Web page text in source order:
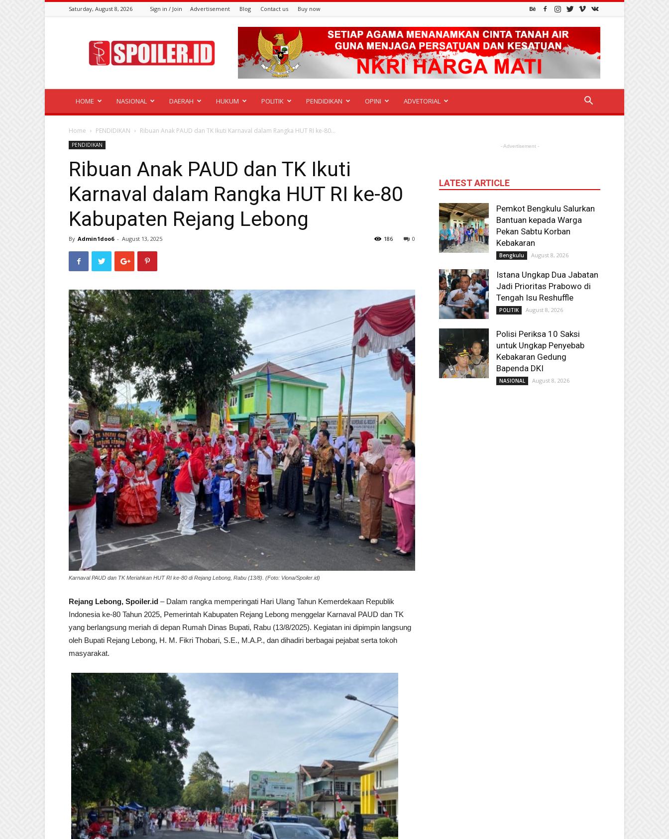
Saturday, August 8, 2026 Sign in / Join Advertisement Blog Contact us Buy now
HOME NASIONAL DAERAH HUKUM POLITIK PENDIDIKAN OPINI ADVETORIAL
Home PENDIDIKAN Ribuan Anak PAUD dan TK Ikuti Karnaval dalam Rangka HUT RI ke-80...
PENDIDIKAN
Ribuan Anak PAUD dan TK Ikuti
Karnaval dalam Rangka HUT RI ke-80
Kabupaten Rejang Lebong
By Admin1doo6 - August 13, 2025 0
186
Karnaval PAUD dan TK Meriahkan HUT RI ke-80 di Rejang Lebong, Rabu (13/8). (Foto: Viona/Spoiler.id)
Rejang Lebong, Spoiler.id – Dalam rangka memperingati Hari Ulang Tahun Kemerdekaan Republik
Indonesia ke-80 Tahun 2025, Pemerintah Kabupaten Rejang Lebong menggelar Karnaval PAUD dan TK
yang berlangsung meriah di depan Rumah Dinas Bupati, Rabu (13/8/2025). Kegiatan ini dipimpin langsung
oleh Bupati Rejang Lebong, H. M. Fikri Thobari, S.E., M.A.P., dan dihadiri berbagai pejabat serta tokoh
masyarakat.
- Advertisement -
LATEST ARTICLE
Pemkot Bengkulu Salurkan
Bantuan kepada Warga
Pekan Sabtu Korban
Kebakaran
Bengkulu August 8, 2026
Istana Ungkap Dua Jabatan
Jadi Prioritas Prabowo di
Tengah Isu Reshuffle
POLITIK August 8, 2026
Polisi Periksa 10 Saksi
untuk Ungkap Penyebab
Kebakaran Gedung
Bapenda DKI
NASIONAL August 8, 2026